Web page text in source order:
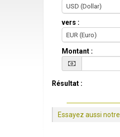
USD (Dollar)
vers :
EUR (Euro)
Montant :
Résultat :
Essayez aussi notre